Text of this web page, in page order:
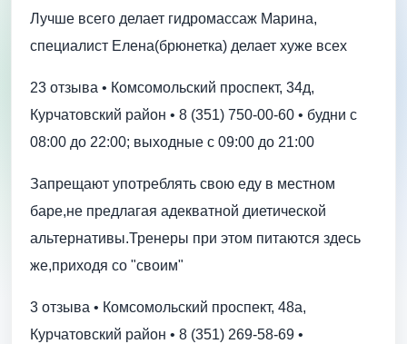
Лучше всего делает гидромассаж Марина,
специалист Елена(брюнетка) делает хуже всех
23 отзыва • Комсомольский проспект, 34д,
Курчатовский район • 8 (351) 750-00-60 • будни с
08:00 до 22:00; выходные с 09:00 до 21:00
Запрещают употреблять свою еду в местном
баре,не предлагая адекватной диетической
альтернативы.Тренеры при этом питаются здесь
же,приходя со "своим"
3 отзыва • Комсомольский проспект, 48а,
Курчатовский район • 8 (351) 269-58-69 •